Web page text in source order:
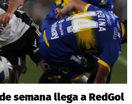
semana llega a RedGol